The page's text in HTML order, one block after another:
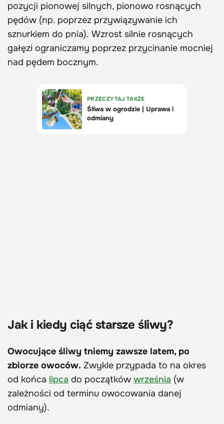
pozycji pionowej silnych, pionowo rosnących
pędów (np. poprzez przywiązywanie ich
sznurkiem do pnia). Wzrost silnie rosnących
gałęzi ograniczamy poprzez przycinanie mocniej
nad pędem bocznym.
Jak i kiedy ciąć starsze śliwy?
Owocujące śliwy tniemy zawsze latem, po
zbiorze owoców. Zwykle przypada to na okres
od końca lipca do początków września (w
zależności od terminu owocowania danej
odmiany).